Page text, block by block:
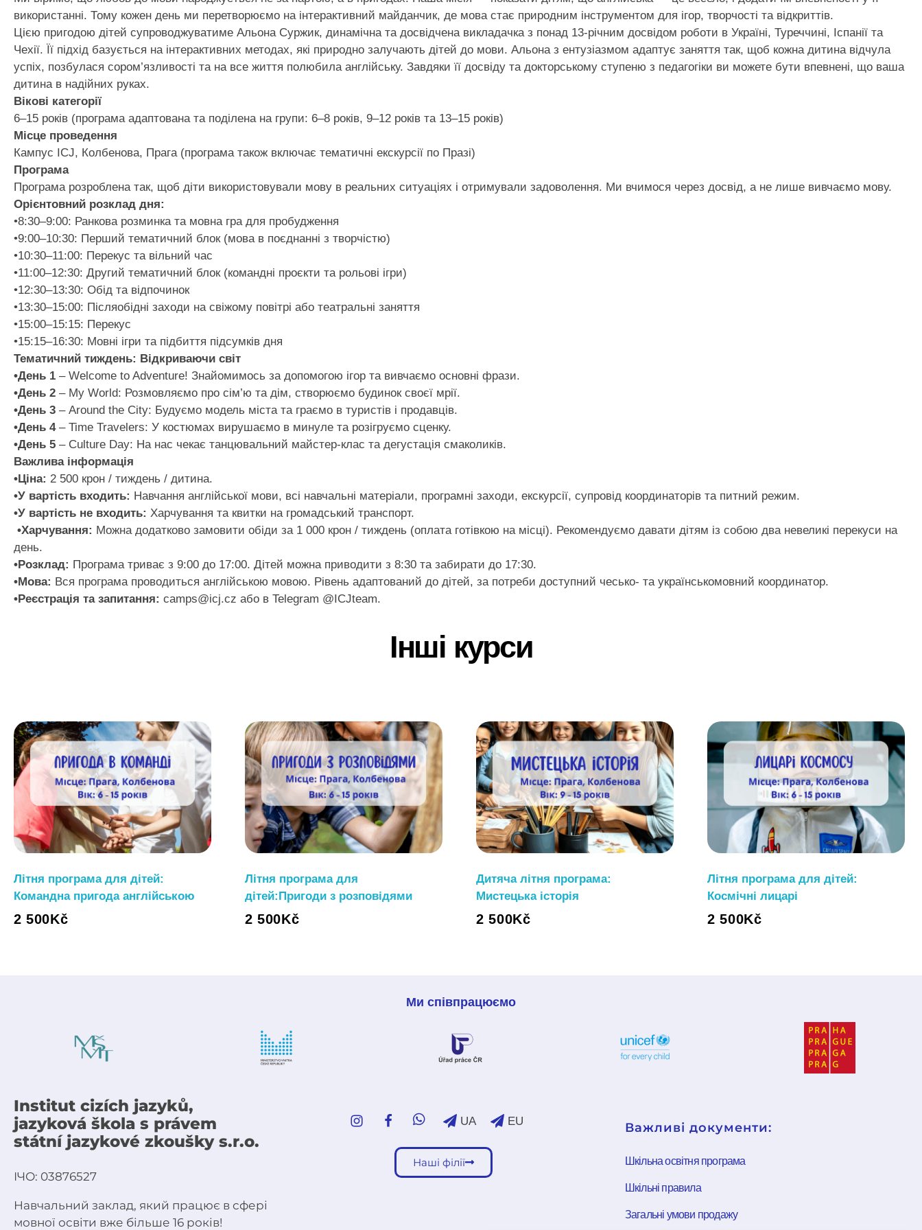
використанні. Тому кожен день ми перетворюємо на інтерактивний майданчик, де мова стає природним інструментом для ігор, творчості та відкриттів.
Цією пригодою дітей супроводжуватиме Альона Суржик, динамічна та досвідчена викладачка з понад 13-річним досвідом роботи в Україні, Туреччині, Іспанії та
Чехії. Її підхід базується на інтерактивних методах, які природно залучають дітей до мови. Альона з ентузіазмом адаптує заняття так, щоб кожна дитина відчула
успіх, позбулася сором’язливості та на все життя полюбила англійську. Завдяки її досвіду та докторському ступеню з педагогіки ви можете бути впевнені, що ваша
дитина в надійних руках.
Вікові категорії
6–15 років (програма адаптована та поділена на групи: 6–8 років, 9–12 років та 13–15 років)
Місце проведення
Кампус ICJ, Колбенова, Прага (програма також включає тематичні екскурсії по Празі)
Програма
Програма розроблена так, щоб діти використовували мову в реальних ситуаціях і отримували задоволення. Ми вчимося через досвід, а не лише вивчаємо мову.
Орієнтовний розклад дня:
•8:30–9:00: Ранкова розминка та мовна гра для пробудження
•9:00–10:30: Перший тематичний блок (мова в поєднанні з творчістю)
•10:30–11:00: Перекус та вільний час
•11:00–12:30: Другий тематичний блок (командні проєкти та рольові ігри)
•12:30–13:30: Обід та відпочинок
•13:30–15:00: Післяобідні заходи на свіжому повітрі або театральні заняття
•15:00–15:15: Перекус
•15:15–16:30: Мовні ігри та підбиття підсумків дня
Тематичний тиждень: Відкриваючи світ
•День 1 – Welcome to Adventure! Знайомимось за допомогою ігор та вивчаємо основні фрази.
•День 2 – My World: Розмовляємо про сім’ю та дім, створюємо будинок своєї мрії.
•День 3 – Around the City: Будуємо модель міста та граємо в туристів і продавців.
•День 4– Time Travelers: У костюмах вирушаємо в минуле та розігруємо сценку.
•День 5 – Culture Day: На нас чекає танцювальний майстер-клас та дегустація смаколиків.
Важлива інформація
•Ціна: 2 500 крон / тиждень / дитина.
•У вартість входить: Навчання англійської мови, всі навчальні матеріали, програмні заходи, екскурсії, супровід координаторів та питний режим.
•У вартість не входить: Харчування та квитки на громадський транспорт.
•Харчування: Можна додатково замовити обіди за 1 000 крон / тиждень (оплата готівкою на місці). Рекомендуємо давати дітям із собою два невеликі перекуси на
день.
•Розклад: Програма триває з 9:00 до 17:00. Дітей можна приводити з 8:30 та забирати до 17:30.
•Мова: Вся програма проводиться англійською мовою. Рівень адаптований до дітей, за потреби доступний чесько- та українськомовний координатор.
•Реєстрація та запитання: camps@icj.cz або в Telegram @ICJteam.
Інші курси
Літня програма для дітей:
Командна пригода англійською
2 500Kč
Літня програма для
дітей:Пригоди з розповідями
2 500Kč
Дитяча літня програма:
Мистецька історія
2 500Kč
Літня програма для дітей:
Космічні лицарі
2 500Kč
Ми співпрацюємо
Institut cizích jazyků,
jazyková škola s právem
státní jazykové zkoušky s.r.o.
ІЧО: 03876527
Навчальний заклад, який працює в сфері
мовної освіти вже більше 16 років!
UA EU
Наші філії
Важливі документи:
Шкільна освітня програма
Шкільні правила
Загальні умови продажу